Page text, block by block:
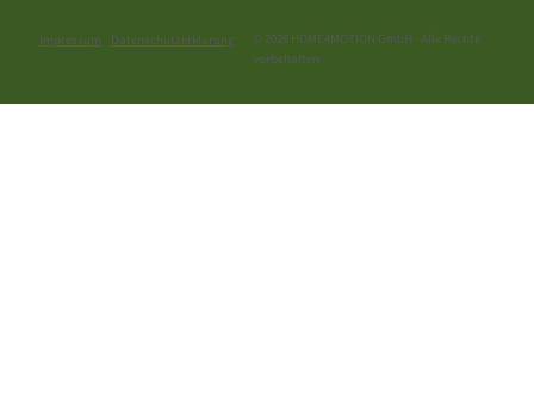
Impressum Datenschutzerklarung
© 2026 HOME4MOTION GmbH · Alle Rechte
vorbehalten